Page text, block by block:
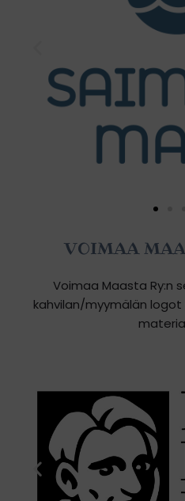
VOIMAA
Voimaa Maasta Ry:n
kahvilan/myymälän logot